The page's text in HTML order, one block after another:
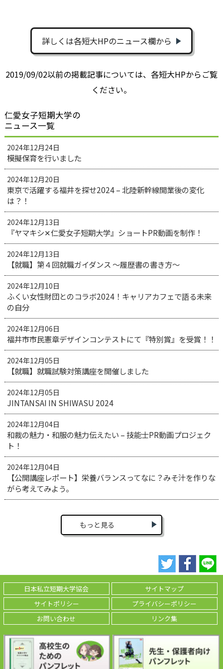
詳しくは各短大HPのニュース欄から
2019/09/02以前の掲載記事については、各短大HPからご覧
ください。
仁愛女子短期大学の
ニュース一覧
2024年12月24日
模擬保育を行いました
2024年12月20日
東京で活躍する福井を探せ2024 – 北陸新幹線開業後の変化
は？！
2024年12月13日
『ヤマキシ✕仁愛女子短期大学』ショートPR動画を制作！
2024年12月13日
【就職】第４回就職ガイダンス ～履歴書の書き方～
2024年12月10日
ふくい女性財団とのコラボ2024！キャリアカフェで語る未来
の自分
2024年12月06日
福井市市民憲章デザインコンテストにて『特別賞』を受賞！！
2024年12月05日
【就職】就職試験対策講座を開催しました
2024年12月05日
JINTANSAI IN SHIWASU 2024
2024年12月04日
和裁の魅力・和服の魅力伝えたい – 技能士PR動画プロジェク
ト！
2024年12月04日
【公開講座レポート】栄養バランスってなに？みそ汁を作りな
がら考えてみよう。
もっと見る
日本私立短期大学協会
サイトマップ
サイトポリシー
プライバシーポリシー
お問い合わせ
リンク集